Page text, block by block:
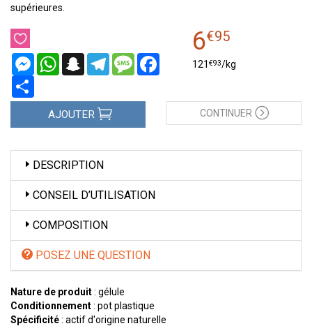
supérieures.
MessengerWhatsAppSnapchatTelegramMessageFacebook
6€95
121€93/kg
AJOUTER CONTINUER
DESCRIPTION
CONSEIL D’UTILISATION
COMPOSITION
POSEZ UNE QUESTION
Nature de produit: gélule
Conditionnement: pot plastique
Spécificité: actif d'origine naturelle